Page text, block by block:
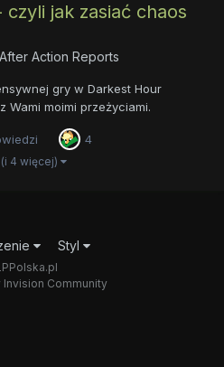
jak zasiać chaos
Action Reports
gry w Darkest Hour
Wami moimi przeżyciami.
graczowi. No
AAR, rozegrałem nową
4
(i 4 więcej)
Styl
Community